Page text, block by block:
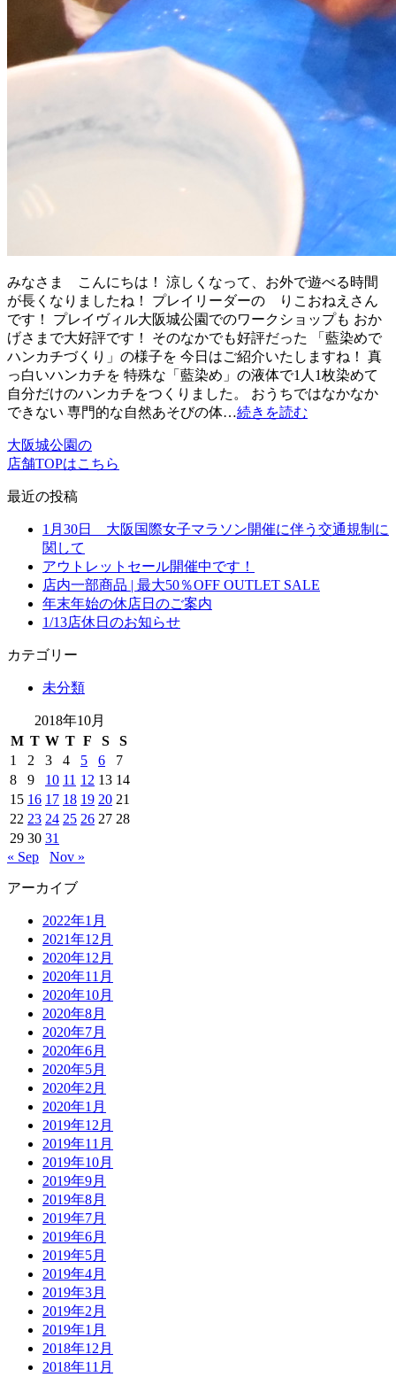
みなさま こんにちは！ 涼しくなって、お外で遊べる時間
が長くなりましたね！ プレイリーダーの りこおねえさん
です！ プレイヴィル大阪城公園でのワークショップも おか
げさまで大好評です！ そのなかでも好評だった 「藍染めで
ハンカチづくり」の様子を 今日はご紹介いたしますね！ 真
っ白いハンカチを 特殊な「藍染め」の液体で1人1枚染めて
自分だけのハンカチをつくりました。 おうちではなかなか
できない 専門的な自然あそびの体…続きを読む
大阪城公園の
店舗TOPはこちら
最近の投稿
1月30日 大阪国際女子マラソン開催に伴う交通規制に
関して
アウトレットセール開催中です！
店内一部商品 | 最大50％OFF OUTLET SALE
年末年始の休店日のご案内
1/13店休日のお知らせ
カテゴリー
未分類
2018年10月
M T W T F S
S
1
2 3 4 5 6
7
8
9 10 11 12 13 14
15 16 17 18 19 20 21
22 23 24 25 26 27 28
29 30 31
« Sep
Nov »
アーカイブ
2022年1月
2021年12月
2020年12月
2020年11月
2020年10月
2020年8月
2020年7月
2020年6月
2020年5月
2020年2月
2020年1月
2019年12月
2019年11月
2019年10月
2019年9月
2019年8月
2019年7月
2019年6月
2019年5月
2019年4月
2019年3月
2019年2月
2019年1月
2018年12月
2018年11月